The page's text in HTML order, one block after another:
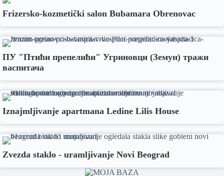
Frizersko-kozmetički salon Bubamara Obrenovac
ПУ "Птићи препелићи" Угриновци (Земун) тражи
васпитача
Iznajmljivanje apartmana Ledine Lilis House
Zvezda staklo - uramljivanje Novi Beograd